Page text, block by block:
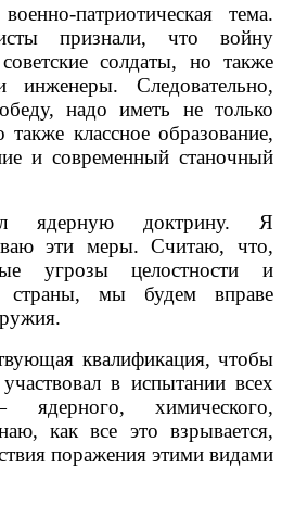
патриотическая тема.
признали, что войну
солдаты, но также
инженеры. Следовательно,
надо иметь не только
классное образование,
и современный станочный
ядерную доктрину. Я
эти меры. Считаю, что,
угрозы целостности и
страны, мы будем вправе
квалификация, чтобы
в испытании всех
химического,
как все это взрывается,
поражения этими видами